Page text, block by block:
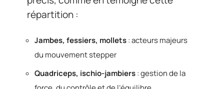
répartition :
Jambes, fessiers, mollets: acteurs majeurs
du mouvement stepper
Quadriceps, ischio-jambiers: gestion de la